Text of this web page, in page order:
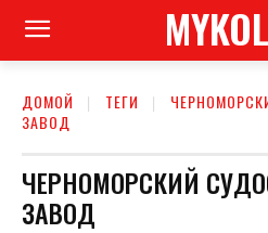
ДОМОЙ ТЕГИ
ЗАВОД
ЧЕРНОМОРСКИЙ
ЗАВОД